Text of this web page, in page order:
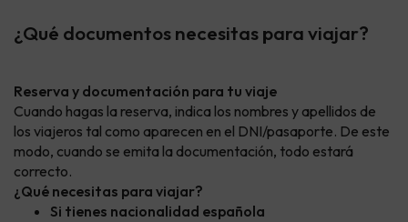
¿Qué documentos necesitas para viajar?
Reserva y documentación para tu viaje
Cuando hagas la reserva, indica los nombres y apellidos de
los viajeros tal como aparecen en el DNI/pasaporte. De este
modo, cuando se emita la documentación, todo estará
correcto.
¿Qué necesitas para viajar?
Si tienes nacionalidad española